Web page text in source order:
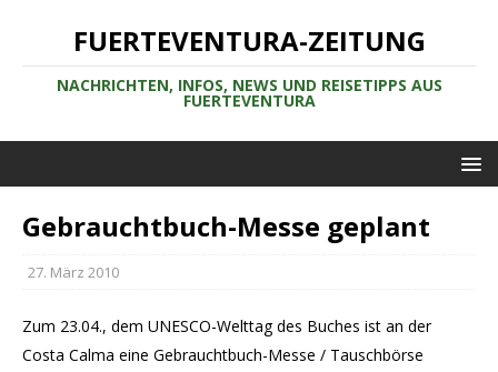
FUERTEVENTURA-ZEITUNG
NACHRICHTEN, INFOS, NEWS UND REISETIPPS AUS
FUERTEVENTURA
Gebrauchtbuch-Messe geplant
27. März 2010
Zum 23.04., dem UNESCO-Welttag des Buches ist an der
Costa Calma eine Gebrauchtbuch-Messe / Tauschbörse